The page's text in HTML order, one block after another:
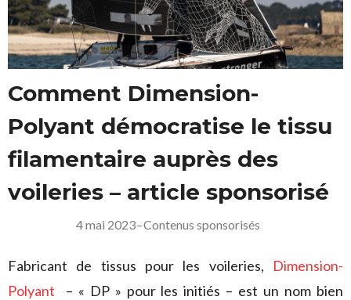
Comment Dimension-
Polyant démocratise le tissu
filamentaire auprès des
voileries – article sponsorisé
4 mai 2023–Contenus sponsorisés
Fabricant de tissus pour les voileries, Dimension-
Polyant – « DP » pour les initiés – est un nom bien